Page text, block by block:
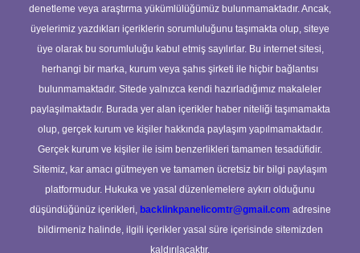
denetleme veya araştırma yükümlülüğümüz bulunmamaktadır. Ancak,
üyelerimiz yazdıkları içeriklerin sorumluluğunu taşımakta olup, siteye
üye olarak bu sorumluluğu kabul etmiş sayılırlar. Bu internet sitesi,
herhangi bir marka, kurum veya şahıs şirketi ile hiçbir bağlantısı
bulunmamaktadır. Sitede yalnızca kendi hazırladığımız makaleler
paylaşılmaktadır. Burada yer alan içerikler haber niteliği taşımamakta
olup, gerçek kurum ve kişiler hakkında paylaşım yapılmamaktadır.
Gerçek kurum ve kişiler ile isim benzerlikleri tamamen tesadüfidir.
Sitemiz, kar amacı gütmeyen ve tamamen ücretsiz bir bilgi paylaşım
platformudur. Hukuka ve yasal düzenlemelere aykırı olduğunu
düşündüğünüz içerikleri, backlinkpanelicomtr@gmail.com adresine
bildirmeniz halinde, ilgili içerikler yasal süre içerisinde sitemizden
kaldırılacaktır.